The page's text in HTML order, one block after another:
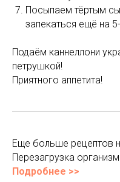
Посыпаем тёртым
запекаться ещё на
Подаём каннеллони
петрушкой!
Приятного аппетита!
Еще больше рецептов
Перезагрузка
Подробнее >>